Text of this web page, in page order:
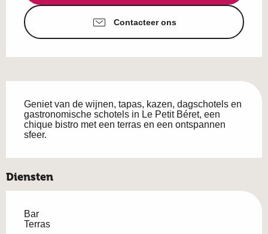
Contacteer ons
Geniet van de wijnen, tapas, kazen, dagschotels en
gastronomische schotels in Le Petit Béret, een
chique bistro met een terras en een ontspannen
sfeer.
Diensten
Bar
Terras